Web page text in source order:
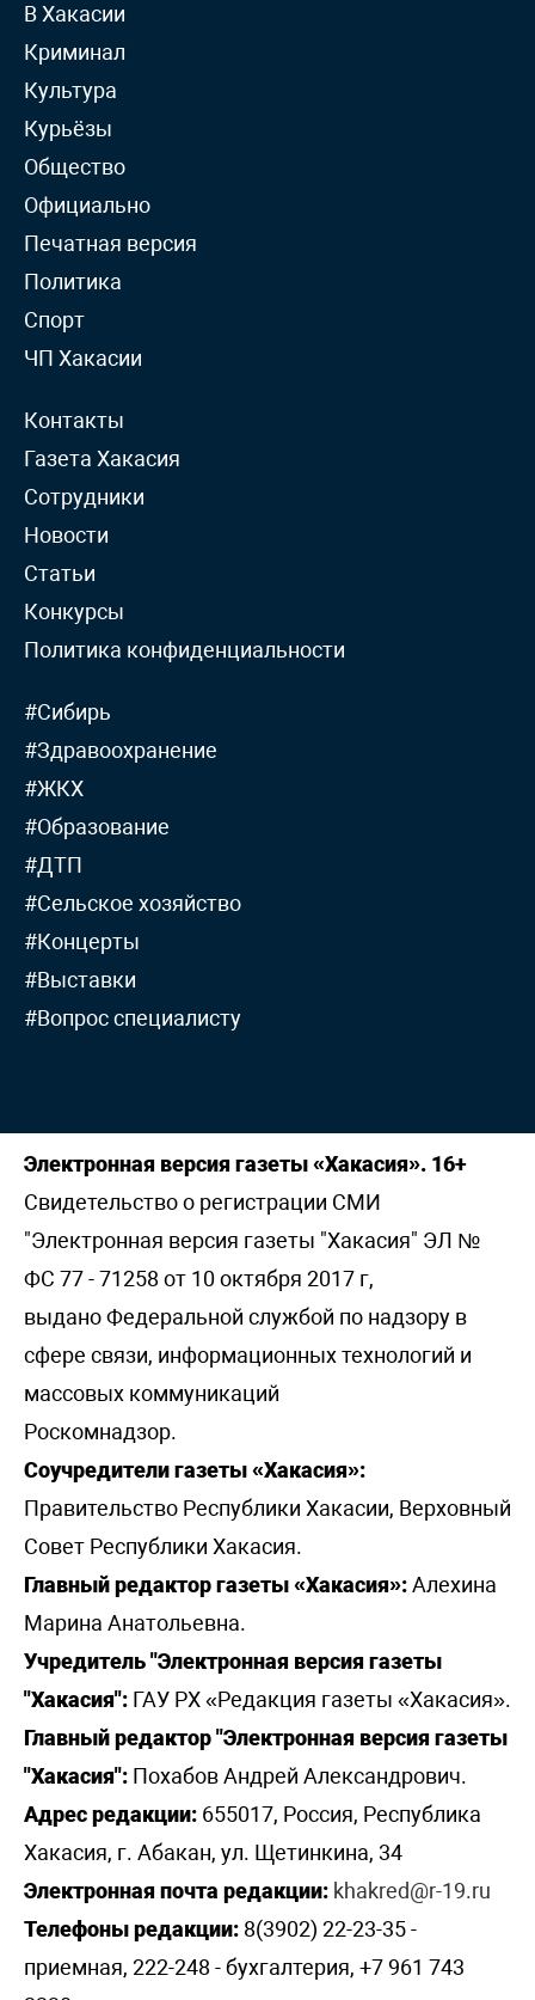
В Хакасии
Криминал
Культура
Курьёзы
Общество
Официально
Печатная версия
Политика
Спорт
ЧП Хакасии
Контакты
Газета Хакасия
Сотрудники
Новости
Статьи
Конкурсы
Политика конфиденциальности
#Сибирь
#Здравоохранение
#ЖКХ
#Образование
#ДТП
#Сельское хозяйство
#Концерты
#Выставки
#Вопрос специалисту
Электронная версия газеты «Хакасия». 16+
Свидетельство о регистрации СМИ
"Электронная версия газеты "Хакасия" ЭЛ №
ФС 77 - 71258 от 10 октября 2017 г,
выдано Федеральной службой по надзору в
сфере связи, информационных технологий и
массовых коммуникаций
Роскомнадзор.
Соучредители газеты «Хакасия»:
Правительство Республики Хакасии, Верховный
Совет Республики Хакасия.
Главный редактор газеты «Хакасия»:Алехина
Марина Анатольевна.
Учредитель "Электронная версия газеты
"Хакасия": ГАУ РХ «Редакция газеты «Хакасия».
Главный редактор "Электронная версия газеты
"Хакасия": Похабов Андрей Александрович.
Адрес редакции: 655017, Россия, Республика
Хакасия, г. Абакан, ул. Щетинкина, 34
Электронная почта редакции: khakred@r-19.ru
Телефоны редакции: 8(3902) 22-23-35 -
приемная, 222-248 - бухгалтерия, +7 961 743